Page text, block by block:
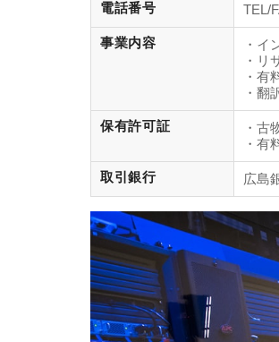
電話番号 TEL/
事業内容
・イ
・リ
・有
・翻
保有許可証
・古
・有
取引銀行 広島